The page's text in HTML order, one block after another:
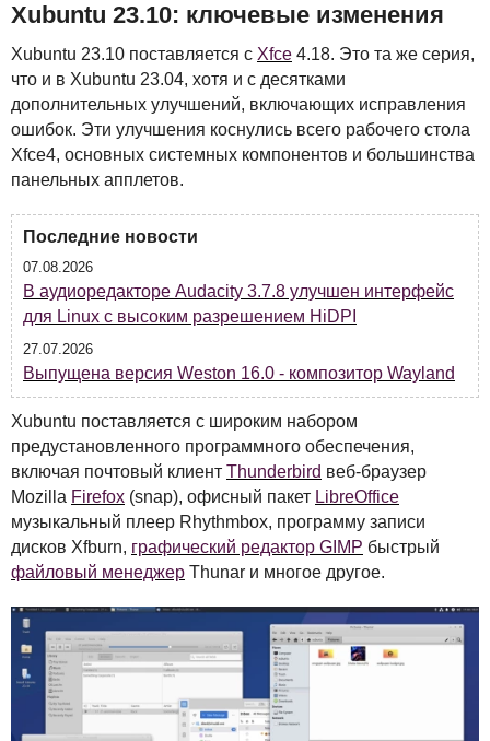
Xubuntu 23.10: ключевые изменения
Xubuntu 23.10 поставляется с Xfce 4.18. Это та же серия,
что и в Xubuntu 23.04, хотя и с десятками
дополнительных улучшений, включающих исправления
ошибок. Эти улучшения коснулись всего рабочего стола
Xfce4, основных системных компонентов и большинства
панельных апплетов.
Последние новости
07.08.2026
В аудиоредакторе Audacity 3.7.8 улучшен интерфейс
для Linux с высоким разрешением HiDPI
27.07.2026
Выпущена версия Weston 16.0 - композитор Wayland
Xubuntu поставляется с широким набором
предустановленного программного обеспечения,
включая почтовый клиент Thunderbird веб-браузер
Mozilla Firefox (snap), офисный пакет LibreOffice
музыкальный плеер Rhythmbox, программу записи
дисков Xfburn, графический редактор GIMP быстрый
файловый менеджер Thunar и многое другое.